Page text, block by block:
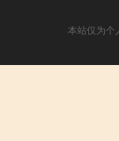
本站仅为个